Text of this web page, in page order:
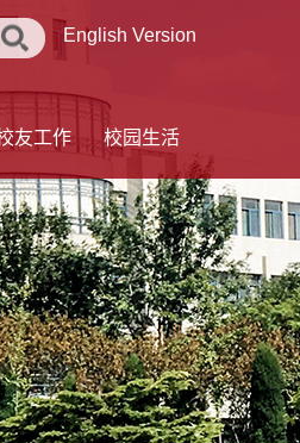
English Version
友工作 校园生活